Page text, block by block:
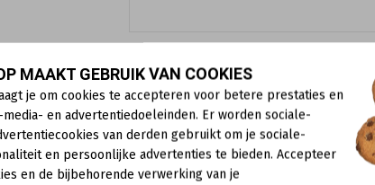
Referentie GVset-kabel-2xSC-BL-blok
Beschikbaarheid:
op voorraad
€ 16,12
MAAKT GEBRUIK VAN COOKIES
je om cookies te accepteren voor betere prestaties en
en advertentiedoeleinden. Er worden sociale-
van derden gebruikt om je sociale-
en persoonlijke advertenties te bieden. Accepteer
en de bijbehorende verwerking van je